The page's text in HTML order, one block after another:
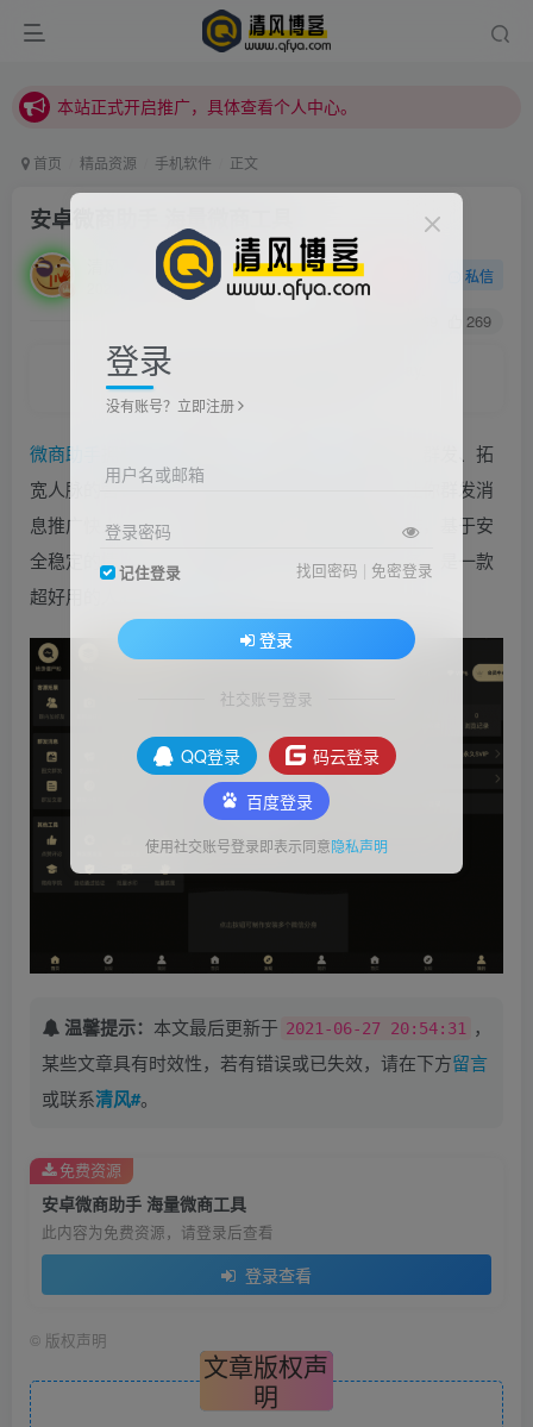
本站正式开启推广，具体查看个人中心。
本站正式开启推广，具体查看个人中心。
首页 精品资源 手机软件 正文
安卓微商助手 海量微商工具
2021/6/27/ 20:54更新
私信
269
Don't look back, you're not going that way.
微商助手
是微商、群发、拓
宽人脉的营销神器，微商助手有群发消息图片，让你群发消
息推广快人一步，严格按照微信官方使用规则操作，基于安
全稳定的情况下，为微商用户提供高效稳定的服务，是一款
超好用的人脉营销
温馨提示： 本文最后更新于 2021-06-27 20:54:31 ，
某些文章具有时效性，若有错误或已失效，请在下方留言
或联系清风#。
安卓微商助手 海量微商工具
此内容为免费资源，请登录后查看
登录查看
免费资源
© 版权声明
文章版权声
明
登录
没有账号？立即注册
用户名或邮箱
登录密码
记住登录 找回密码 | 免密登录
登录
社交账号登录
QQ登录
码云登录
百度登录
使用社交账号登录即表示同意隐私声明